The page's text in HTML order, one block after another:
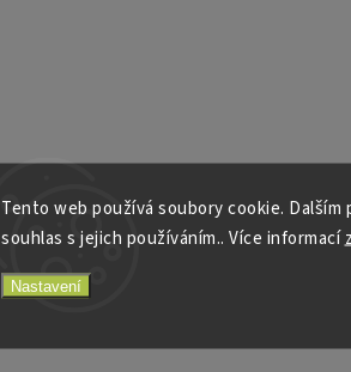
Tento web používá soubory cookie.
souhlas s jejich používáním.. Více informací
Nastavení